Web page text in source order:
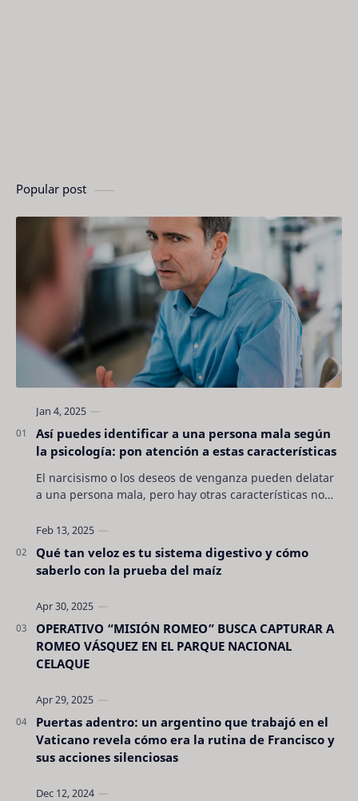
Popular post
Así puedes identificar a una persona mala según
la psicología: pon atención a estas características
El narcisismo o los deseos de venganza pueden delatar
a una persona mala, pero hay otras características no
Qué tan veloz es tu sistema digestivo y cómo
saberlo con la prueba del maíz
OPERATIVO “MISIÓN ROMEO” BUSCA CAPTURAR A
ROMEO VÁSQUEZ EN EL PARQUE NACIONAL
CELAQUE
Puertas adentro: un argentino que trabajó en el
Vaticano revela cómo era la rutina de Francisco y
sus acciones silenciosas